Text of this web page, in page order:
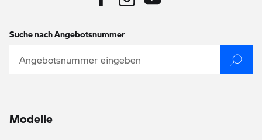
Suche nach Angebotsnummer
Modelle